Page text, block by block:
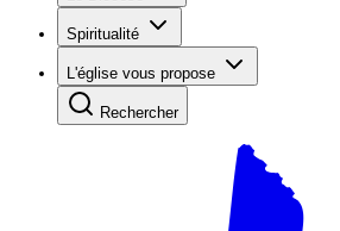
Spiritualité
L'église vous propose
Rechercher